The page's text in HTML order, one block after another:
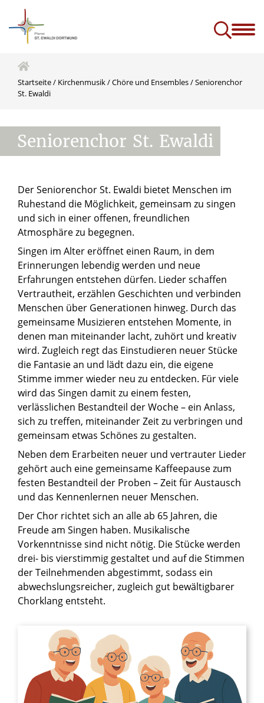
Startseite/ Kirchenmusik/Chöre und Ensembles/Seniorenchor
St. Ewaldi
Seniorenchor St. Ewaldi
Der Seniorenchor St. Ewaldi bietet Menschen im
Ruhestand die Möglichkeit, gemeinsam zu singen
und sich in einer offenen, freundlichen
Atmosphäre zu begegnen.
Singen im Alter eröffnet einen Raum, in dem
Erinnerungen lebendig werden und neue
Erfahrungen entstehen dürfen. Lieder schaffen
Vertrautheit, erzählen Geschichten und verbinden
Menschen über Generationen hinweg. Durch das
gemeinsame Musizieren entstehen Momente, in
denen man miteinander lacht, zuhört und kreativ
wird. Zugleich regt das Einstudieren neuer Stücke
die Fantasie an und lädt dazu ein, die eigene
Stimme immer wieder neu zu entdecken. Für viele
wird das Singen damit zu einem festen,
verlässlichen Bestandteil der Woche – ein Anlass,
sich zu treffen, miteinander Zeit zu verbringen und
gemeinsam etwas Schönes zu gestalten.
Neben dem Erarbeiten neuer und vertrauter Lieder
gehört auch eine gemeinsame Kaffeepause zum
festen Bestandteil der Proben – Zeit für Austausch
und das Kennenlernen neuer Menschen.
Der Chor richtet sich an alle ab 65 Jahren, die
Freude am Singen haben. Musikalische
Vorkenntnisse sind nicht nötig. Die Stücke werden
drei- bis vierstimmig gestaltet und auf die Stimmen
der Teilnehmenden abgestimmt, sodass ein
abwechslungsreicher, zugleich gut bewältigbarer
Chorklang entsteht.